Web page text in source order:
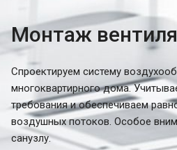
Монтаж
Спроектируем систему
многоквартирного дома.
требования и обеспечиваем
воздушных потоков. Особое
санузлу.